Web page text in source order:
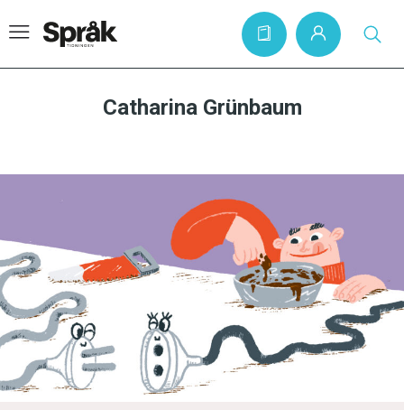
Artiklar
Språkfrågor
Skrivtips
Bokrecensioner
Kviss
Podden
Catharina Grünbaum